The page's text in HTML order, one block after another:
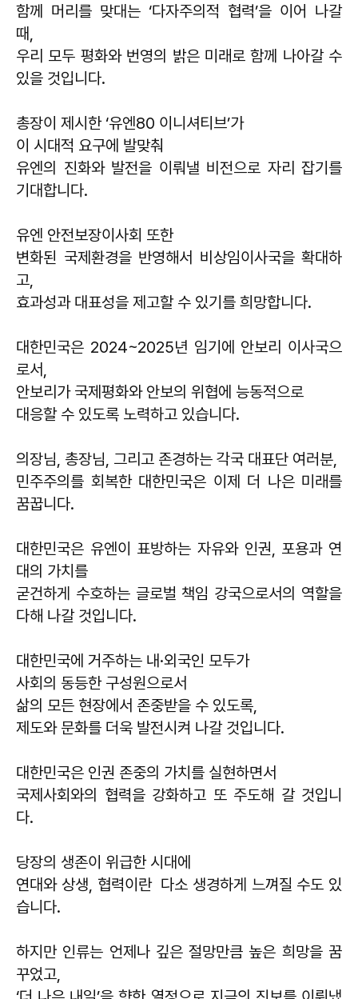
함께 머리를 맞대는 ‘다자주의적 협력’을 이어 나갈
때,
우리 모두 평화와 번영의 밝은 미래로 함께 나아갈 수
있을 것입니다.
총장이 제시한 ‘유엔80 이니셔티브’가
이 시대적 요구에 발맞춰
유엔의 진화와 발전을 이뤄낼 비전으로 자리 잡기를
기대합니다.
유엔 안전보장이사회 또한
변화된 국제환경을 반영해서 비상임이사국을 확대하
고,
효과성과 대표성을 제고할 수 있기를 희망합니다.
대한민국은 2024~2025년 임기에 안보리 이사국으
로서,
안보리가 국제평화와 안보의 위협에 능동적으로
대응할 수 있도록 노력하고 있습니다.
의장님, 총장님, 그리고 존경하는 각국 대표단 여러분,
민주주의를 회복한 대한민국은 이제 더 나은 미래를
꿈꿉니다.
대한민국은 유엔이 표방하는 자유와 인권, 포용과 연
대의 가치를
굳건하게 수호하는 글로벌 책임 강국으로서의 역할을
다해 나갈 것입니다.
대한민국에 거주하는 내·외국인 모두가
사회의 동등한 구성원으로서
삶의 모든 현장에서 존중받을 수 있도록,
제도와 문화를 더욱 발전시켜 나갈 것입니다.
대한민국은 인권 존중의 가치를 실현하면서
국제사회와의 협력을 강화하고 또 주도해 갈 것입니
다.
당장의 생존이 위급한 시대에
연대와 상생, 협력이란 다소 생경하게 느껴질 수도 있
습니다.
하지만 인류는 언제나 깊은 절망만큼 높은 희망을 꿈
꾸었고,